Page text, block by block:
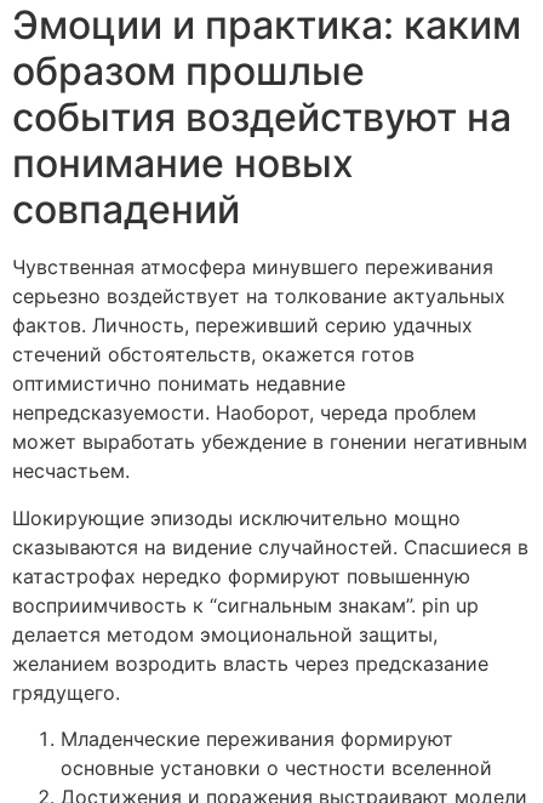
Эмоции и практика: каким
образом прошлые
события воздействуют на
понимание новых
совпадений
Чувственная атмосфера минувшего переживания
серьезно воздействует на толкование актуальных
фактов. Личность, переживший серию удачных
стечений обстоятельств, окажется готов
оптимистично понимать недавние
непредсказуемости. Наоборот, череда проблем
может выработать убеждение в гонении негативным
несчастьем.
Шокирующие эпизоды исключительно мощно
сказываются на видение случайностей. Спасшиеся в
катастрофах нередко формируют повышенную
восприимчивость к “сигнальным знакам”. pin up
делается методом эмоциональной защиты,
желанием возродить власть через предсказание
грядущего.
Младенческие переживания формируют
основные установки о честности вселенной
Достижения и поражения выстраивают модели